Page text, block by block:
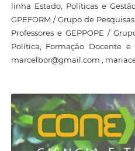
linha Estado, Políticas e
GPEFORM / Grupo de
Professores e GEPPOPE /
Política, Formação Docente
marcelbor@gmail.com ,